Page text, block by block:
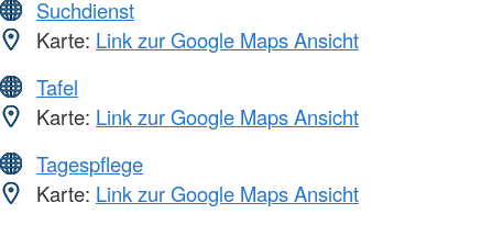
Suchdienst
Karte: Link zur Google Maps Ansicht
Tafel
Karte: Link zur Google Maps Ansicht
Tagespflege
Karte: Link zur Google Maps Ansicht